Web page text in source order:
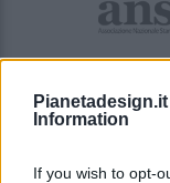
Pianetadesign.it
Information
If you wish to opt-